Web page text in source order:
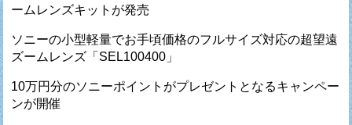
ームレンズキットが発売
ソニーの小型軽量でお手頃価格のフルサイズ対応の超望遠
ズームレンズ「SEL100400」
10万円分のソニーポイントがプレゼントとなるキャンペー
ンが開催